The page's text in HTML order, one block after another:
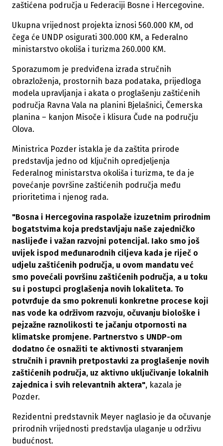
zaštićena područja u Federaciji Bosne i Hercegovine.
Ukupna vrijednost projekta iznosi 560.000 KM, od
čega će UNDP osigurati 300.000 KM, a Federalno
ministarstvo okoliša i turizma 260.000 KM.
Sporazumom je predviđena izrada stručnih
obrazloženja, prostornih baza podataka, prijedloga
modela upravljanja i akata o proglašenju zaštićenih
područja Ravna Vala na planini Bjelašnici, Čemerska
planina – kanjon Misoče i klisura Čude na području
Olova.
Ministrica Pozder istakla je da zaštita prirode
predstavlja jedno od ključnih opredjeljenja
Federalnog ministarstva okoliša i turizma, te da je
povećanje površine zaštićenih područja među
prioritetima i njenog rada.
"Bosna i Hercegovina raspolaže izuzetnim prirodnim
bogatstvima koja predstavljaju naše zajedničko
naslijeđe i važan razvojni potencijal. Iako smo još
uvijek ispod međunarodnih ciljeva kada je riječ o
udjelu zaštićenih područja, u ovom mandatu već
smo povećali površinu zaštićenih područja, a u toku
su i postupci proglašenja novih lokaliteta. To
potvrđuje da smo pokrenuli konkretne procese koji
nas vode ka održivom razvoju, očuvanju biološke i
pejzažne raznolikosti te jačanju otpornosti na
klimatske promjene. Partnerstvo s UNDP-om
dodatno će osnažiti te aktivnosti stvaranjem
stručnih i pravnih pretpostavki za proglašenje novih
zaštićenih područja, uz aktivno uključivanje lokalnih
zajednica i svih relevantnih aktera", kazala je
Pozder.
Rezidentni predstavnik Meyer naglasio je da očuvanje
prirodnih vrijednosti predstavlja ulaganje u održivu
budućnost.